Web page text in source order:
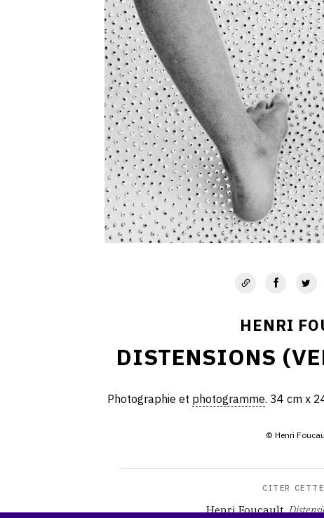
HENRI
DISTENSIONS
Photographie et photogramme. 34 cm x
© Henri
CITER
Henri Foucault,